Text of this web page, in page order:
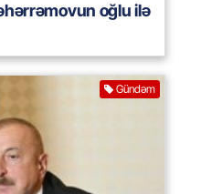
oğlu ilə
Gündəm